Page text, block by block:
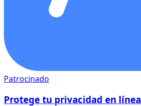
Patrocinado
Protege tu privacidad en línea